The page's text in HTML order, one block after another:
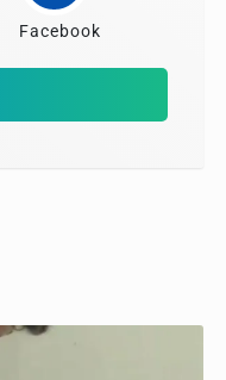
Facebook